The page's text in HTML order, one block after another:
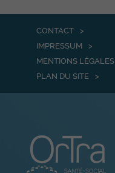
CONTACT
IMPRESSUM
MENTIONS LÉGALES
PLAN DU SITE